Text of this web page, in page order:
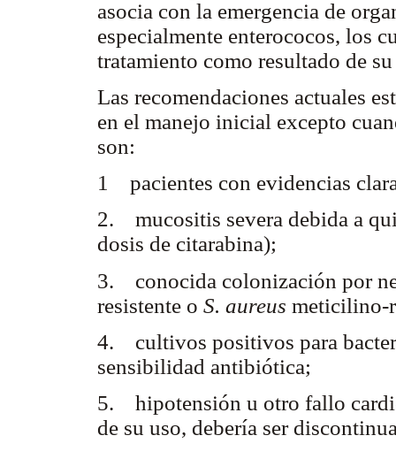
asocia con la emergencia de
especialmente enterococos, los
tratamiento como resultado de
Las recomendaciones actuales
en el manejo inicial excepto
son:
1 pacientes con evidencias
2. mucositis severa debida a
dosis de citarabina);
3. conocida colonización por
resistente o S. aureus meticilino-
4. cultivos positivos para
sensibilidad antibiótica;
5. hipotensión u otro fallo
de su uso, debería ser